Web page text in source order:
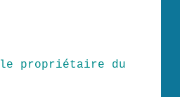
propriétaire du